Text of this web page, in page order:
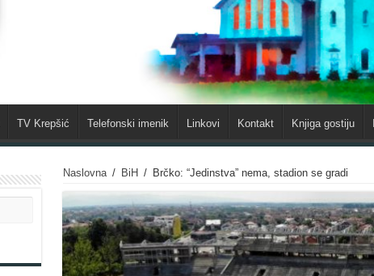
TV Krepšić Telefonski imenik Linkovi Kontakt Knjiga gostiju
Naslovna / BiH / Brčko: “Jedinstva” nema, stadion se gradi